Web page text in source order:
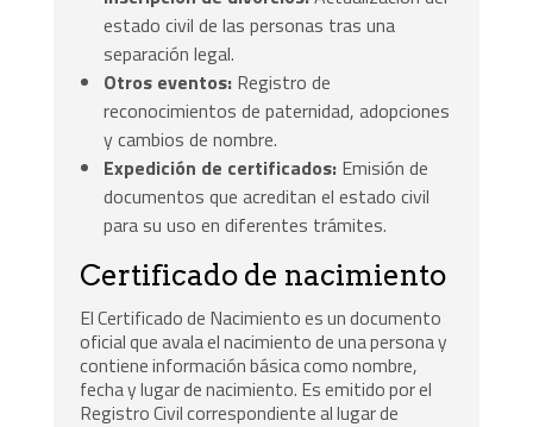
estado civil de las personas tras una
separación legal.
Otros eventos: Registro de
reconocimientos de paternidad, adopciones
y cambios de nombre.
Expedición de certificados: Emisión de
documentos que acreditan el estado civil
para su uso en diferentes trámites.
Certificado de nacimiento
El Certificado de Nacimiento es un documento
oficial que avala el nacimiento de una persona y
contiene información básica como nombre,
fecha y lugar de nacimiento. Es emitido por el
Registro Civil correspondiente al lugar de